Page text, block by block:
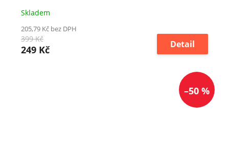
Skladem
205,79 Kč bez DPH
399 Kč
249 Kč Detail
–50 %